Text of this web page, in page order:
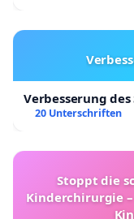
Verbesserung
20 Unterschriften
Stoppt die
Kinderchirurgie